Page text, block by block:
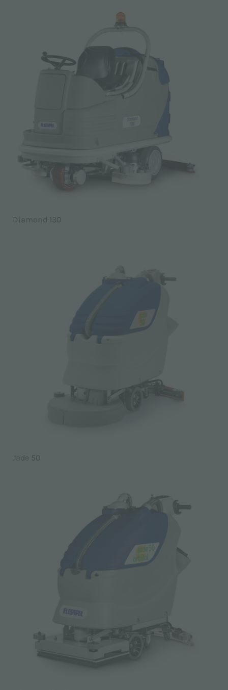
Diamond 130
Jade 50